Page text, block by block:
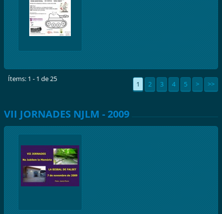
Ítems: 1 - 1 de 25
1 2 3 4 5 > >>
VII JORNADES NJLM - 2009